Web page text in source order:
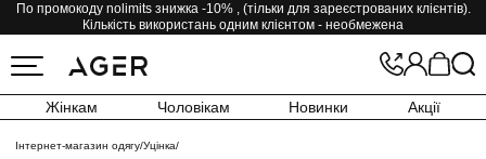
По промокоду nolimits знижка -10% , (тільки для зареєстрованих клієнтів).
Кількість використань одним клієнтом - необмежена
Жінкам Чоловікам Новинки Акції
Інтернет-магазин одягу/Уцінка/